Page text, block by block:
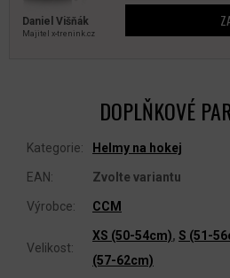
Daniel Višňák
Majitel x‑trenink.cz
DOPLŇKOVÉ
Kategorie: Helmy na hokej
EAN: Zvolte variantu
Výrobce: CCM
Velikost:
XS (50-54cm), S (51-
(57-62cm)